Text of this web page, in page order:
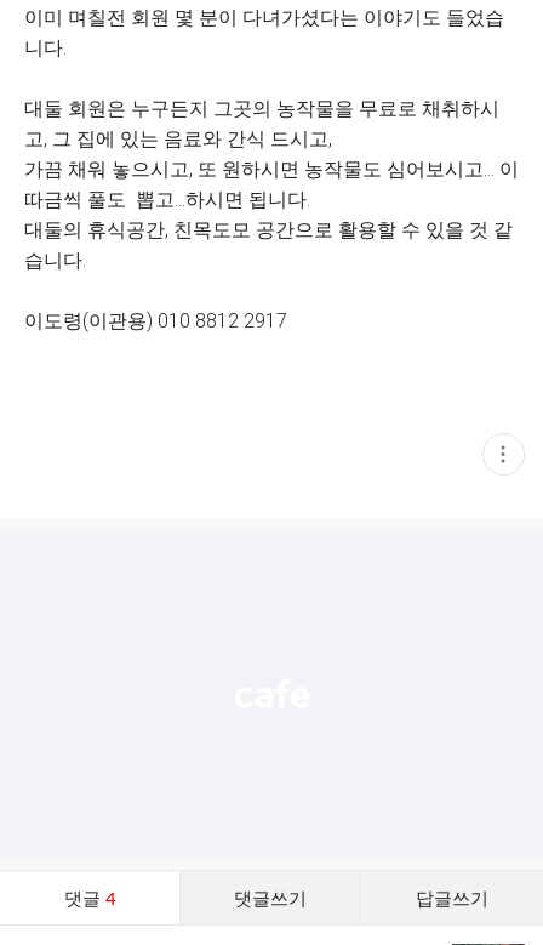
이미 며칠전 회원 몇 분이 다녀가셨다는 이야기도 들었습
니다.
대둘 회원은 누구든지 그곳의 농작물을 무료로 채취하시
고, 그 집에 있는 음료와 간식 드시고,
가끔 채워 놓으시고, 또 원하시면 농작물도 심어보시고... 이
따금씩 풀도 뽑고...하시면 됩니다.
대둘의 휴식공간, 친목도모 공간으로 활용할 수 있을 것 같
습니다.
이도령(이관용) 010 8812 2917
현
재
댓글 4 댓글쓰기 답글쓰기